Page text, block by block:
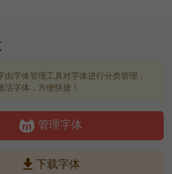
由字体管理工具对字体进行分类管理，
活字体，方便快捷！
管理字体
 下载字体